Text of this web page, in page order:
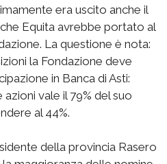
era uscito anche il
Equita avrebbe portato al
La questione è nota:
la Fondazione deve
in Banca di Asti:
vale il 79% del suo
al 44%.
della provincia Rasero